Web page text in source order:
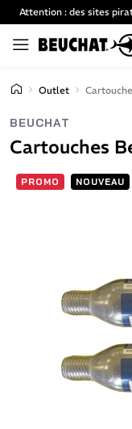
Attention : des sites
Outlet
PROMO NOUVEAU
BEUCHAT
Cartouches